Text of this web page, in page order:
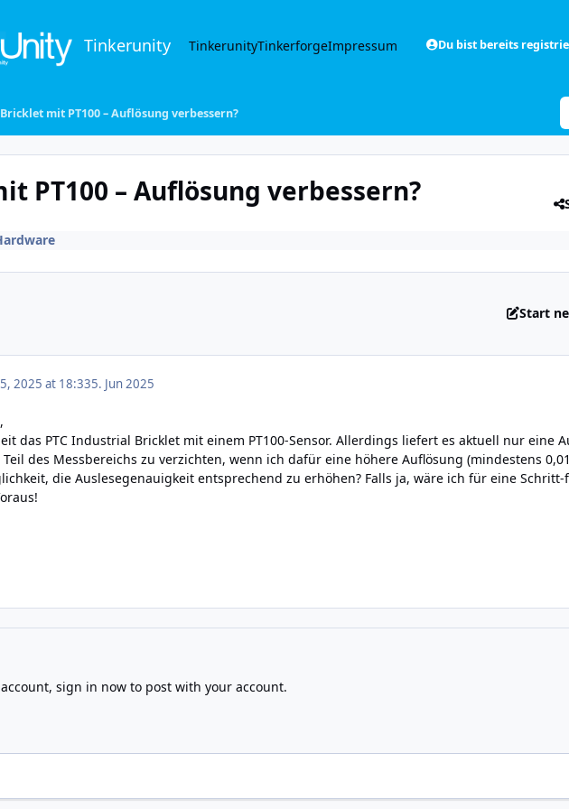
Tinkerunity TinkerunityTinkerforgeImpressum Du bist bereits
mit PT100 – Auflösung verbessern?
PT100 – Auflösung verbessern?
Start
2025 at 18:335. Jun 2025
das PTC Industrial Bricklet mit einem PT100-Sensor. Allerdings liefert es aktuell nur eine
des Messbereichs zu verzichten, wenn ich dafür eine höhere Auflösung (mindestens
die Auslesegenauigkeit entsprechend zu erhöhen? Falls ja, wäre ich für eine
sign in nowto post with your account.